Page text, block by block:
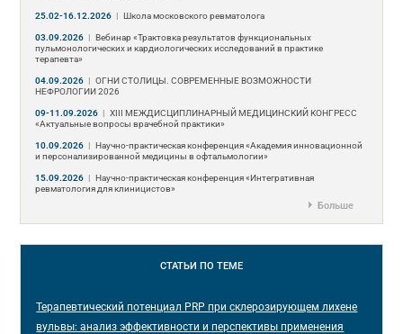
25.02-16.12.2026 | Школа московского ревматолога
03.09.2026 | Вебинар «Трактовка результатов функциональных
пульмонологических и кардиологических исследований в практике
терапевта»
04.09.2026 | ОГНИ СТОЛИЦЫ. СОВРЕМЕННЫЕ ВОЗМОЖНОСТИ
НЕФРОЛОГИИ 2026
09-11.09.2026 | ХIII МЕЖДИСЦИПЛИНАРНЫЙ МЕДИЦИНСКИЙ КОНГРЕСС
«Актуальные вопросы врачебной практики»
10.09.2026 | Научно-практическая конференция «Академия инновационной
и персонализированной медицины в офтальмологии»
15.09.2026 | Научно-практическая конференция «Интегративная
ревматология для клиницистов»
Больше
СТАТЬИ ПО ТЕМЕ
Терапевтический потенциал PRP при склерозирующем лихене
вульвы: анализ эффективности и перспективы применения